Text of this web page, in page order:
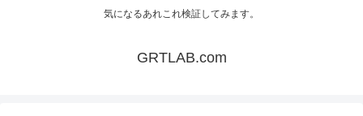
気になるあれこれ検証してみます。
GRTLAB.com